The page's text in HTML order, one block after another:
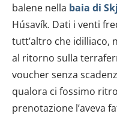
balene nella baia di
Húsavík. Dati i venti
tutt’altro che idilliaco,
al ritorno sulla
voucher senza
qualora ci fossimo
prenotazione l’aveva